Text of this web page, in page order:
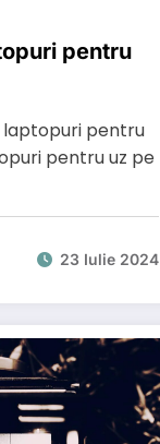
pentru
laptopuri pentru
pentru uz pe
23 Iulie 2024